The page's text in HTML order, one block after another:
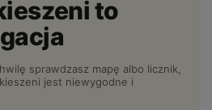
to
sprawdzasz mapę albo licznik,
jest niewygodne i